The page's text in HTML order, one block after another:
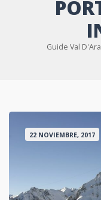
Guide Val
22 NOVIEMBRE, 2017